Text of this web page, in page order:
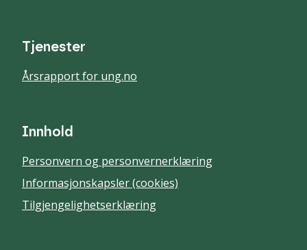
Tjenester
Årsrapport for ung.no
Innhold
Personvern og personvernerklæring
Informasjonskapsler (cookies)
Tilgjengelighetserklæring